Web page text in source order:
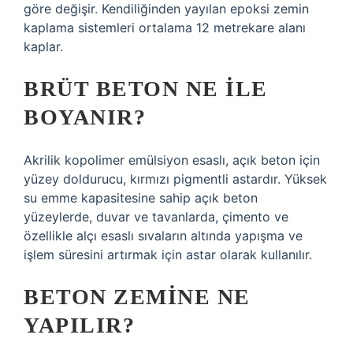
göre değişir. Kendiliğinden yayılan epoksi zemin
kaplama sistemleri ortalama 12 metrekare alanı
kaplar.
BRÜT BETON NE ILE
BOYANIR?
Akrilik kopolimer emülsiyon esaslı, açık beton için
yüzey doldurucu, kırmızı pigmentli astardır. Yüksek
su emme kapasitesine sahip açık beton
yüzeylerde, duvar ve tavanlarda, çimento ve
özellikle alçı esaslı sıvaların altında yapışma ve
işlem süresini artırmak için astar olarak kullanılır.
BETON ZEMINE NE
YAPILIR?